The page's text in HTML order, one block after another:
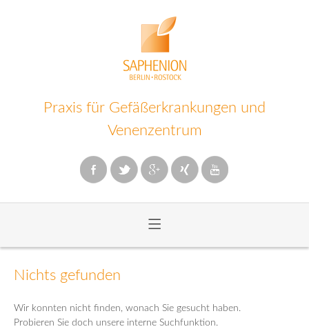
Praxis für Gefäßerkrankungen und
Venenzentrum
≡
Inhalt
Nichts gefunden
Wir konnten nicht finden, wonach Sie gesucht haben.
Probieren Sie doch unsere interne Suchfunktion.